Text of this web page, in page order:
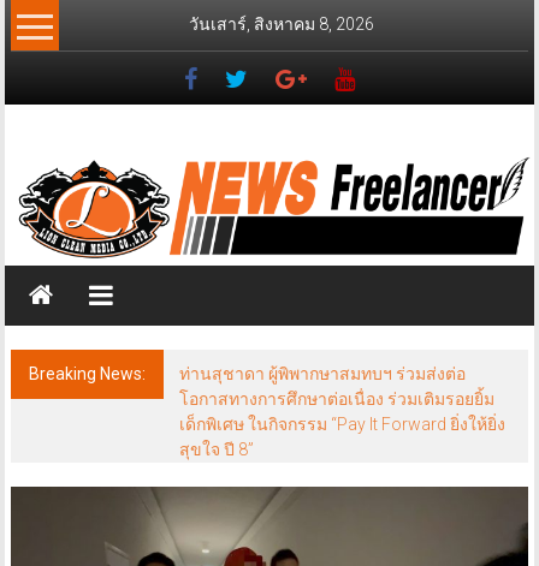
Skip
to
วันเสาร์, สิงหาคม 8, 2026
News
Freelancer
วส์
ฟรี
แลน
เซอร์
Breaking News:
ท่านสุชาดา ผู้พิพากษาสมทบฯ ร่วมส่งต่อ
โอกาสทางการศึกษาต่อเนื่อง ร่วมเติมรอยยิ้ม
เด็กพิเศษ ในกิจกรรม “Pay It Forward ยิ่งให้ยิ่ง
สุขใจ ปี 8”